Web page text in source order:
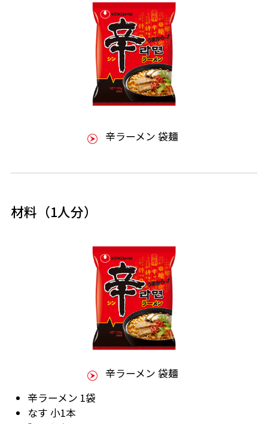
辛ラーメン 袋麺
材料（1人分）
辛ラーメン 袋麺
辛ラーメン 1袋
なす 小1本